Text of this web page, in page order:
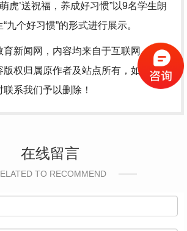
虎’送祝福，养成好习惯”以9名学生朗
九个好习惯”的形式进行展示。
育新闻网，内容均来自于互联网，不代
版权归属原作者及站点所有，如有对您
系我们予以删除！
在线留言
TO RECOMMEND